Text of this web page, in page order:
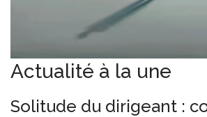
Actualité à la une
Solitude du dirigeant :